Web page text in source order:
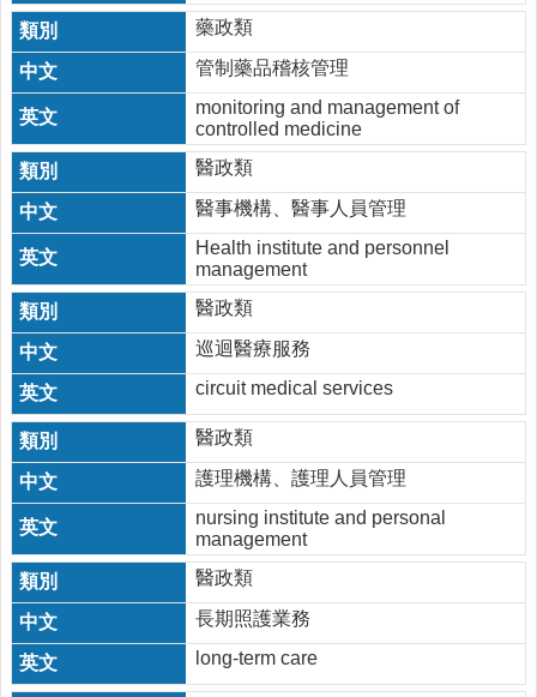
藥政類
管制藥品稽核管理
monitoring and management of
controlled medicine
醫政類
醫事機構、醫事人員管理
Health institute and personnel
management
醫政類
巡迴醫療服務
circuit medical services
醫政類
護理機構、護理人員管理
nursing institute and personal
management
醫政類
長期照護業務
long-term care